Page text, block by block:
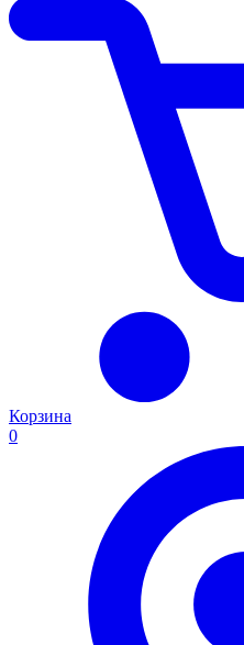
Корзина
0